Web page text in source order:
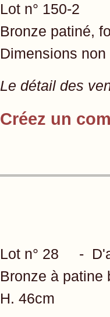
Lot n° 150-2
Bronze patiné,
Dimensions
Le détail des
Créez un
Lot n° 28 -
Bronze à patine
H. 46cm